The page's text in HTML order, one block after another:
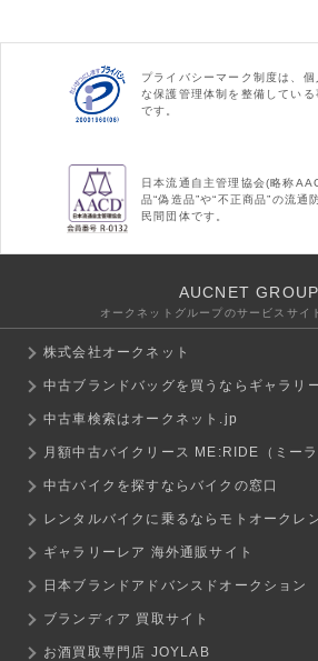
プライバシーマーク制度は、
な保護管理体制を整備してい
です。
日本流通自主管理協会(略称
品“偽造品”や“不正商品”の流通
民間団体です。
AUCNET GROUP
オークネットグループのサービスサイ
株式会社オークネット
中古ブランドバッグを買うならギャラリ
中古車検索はオークネット.jp
月額中古バイクリース ME:RIDE（ミーラ
中古バイクを探すならバイクの窓口
レンタルバイクに乗るならモトオークレ
ギャラリーレア 海外通販サイト
日本ブランドアドバンスドオークション
ブランディア 買取サイト
お酒買取専門店 JOYLAB